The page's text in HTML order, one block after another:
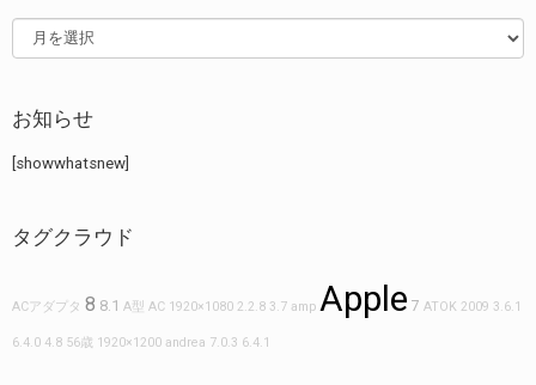
ー
イ
ブ
お知らせ
[showwhatsnew]
タグクラウド
ACアダプタ 8 8.1 A型 AC 1920×1080 2.2.8 3.7 amp Apple 7 ATOK 2009 3.6.1
6.4.0 4.8 56歳 1920×1200 andrea 7.0.3 6.4.1